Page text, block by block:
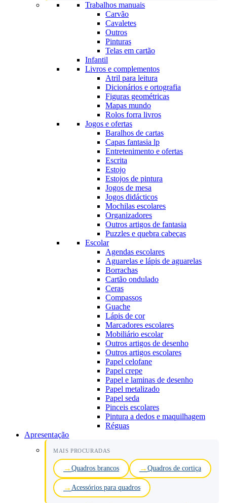
Trabalhos manuais
Carvão
Cavaletes
Outros
Pinturas
Telas em cartão
Infantil
Livros e complementos
Atril para leitura
Dicionários e ortografia
Figuras geométricas
Mapas mundo
Rolos forra livros
Jogos e ofertas
Baralhos de cartas
Capas fantasia lp
Entretenimento e ofertas
Escrita
Estojo
Estojos de pintura
Jogos de mesa
Jogos didácticos
Mochilas escolares
Organizadores
Outros artigos de fantasia
Puzzles e quebra cabeças
Escolar
Agendas escolares
Aguarelas e lápis de aguarelas
Borrachas
Cartão ondulado
Ceras
Compassos
Guache
Lápis de cor
Marcadores escolares
Mobiliário escolar
Outros artigos de desenho
Outros artigos escolares
Papel celofane
Papel crepe
Papel e laminas de desenho
Papel metalizado
Papel seda
Pinceis escolares
Pintura a dedos e maquilhagem
Réguas
Apresentação
MAIS PROCURADAS
Quadros brancos Quadros de cortiça
Acessórios para quadros